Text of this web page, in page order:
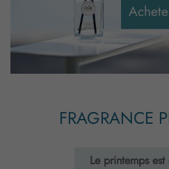
FRAGRANCE
Le printemps est
Hiver